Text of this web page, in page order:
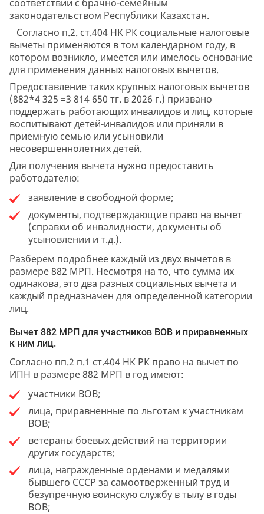
соответствии с брачно-семейным
законодательством Республики Казахстан.
Согласно п.2. ст.404 НК РК социальные налоговые
вычеты применяются в том календарном году, в
котором возникло, имеется или имелось основание
для применения данных налоговых вычетов.
Предоставление таких крупных налоговых вычетов
(882*4 325 =3 814 650 тг. в 2026 г.) призвано
поддержать работающих инвалидов и лиц, которые
воспитывают детей-инвалидов или приняли в
приемную семью или усыновили
несовершеннолетних детей.
Для получения вычета нужно предоставить
работодателю:
заявление в свободной форме;
документы, подтверждающие право на вычет
(справки об инвалидности, документы об
усыновлении и т.д.).
Разберем подробнее каждый из двух вычетов в
размере 882 МРП. Несмотря на то, что сумма их
одинакова, это два разных социальных вычета и
каждый предназначен для определенной категории
лиц.
Вычет 882 МРП для участников ВОВ и приравненных
к ним лиц.
Согласно пп.2 п.1 ст.404 НК РК право на вычет по
ИПН в размере 882 МРП в год имеют:
участники ВОВ;
лица, приравненные по льготам к участникам
ВОВ;
ветераны боевых действий на территории
других государств;
лица, награжденные орденами и медалями
бывшего СССР за самоотверженный труд и
безупречную воинскую службу в тылу в годы
ВОВ;